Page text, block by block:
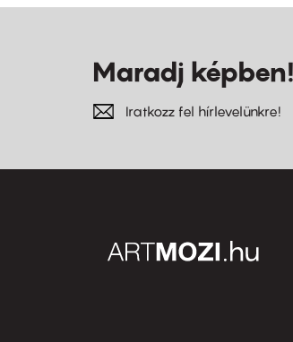
Maradj képben!
Iratkozz fel hírlevelünkre!